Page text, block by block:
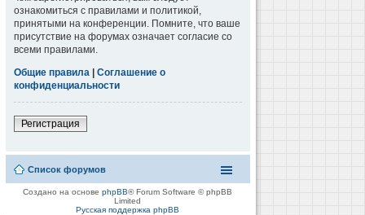
ознакомиться с правилами и политикой,
принятыми на конференции. Помните, что ваше
присутствие на форумах означает согласие со
всеми правилами.
Общие правила | Соглашение о
конфиденциальности
Регистрация
Список форумов
Создано на основеphpBB® Forum Software © phpBB
Limited
Русская поддержка phpBB